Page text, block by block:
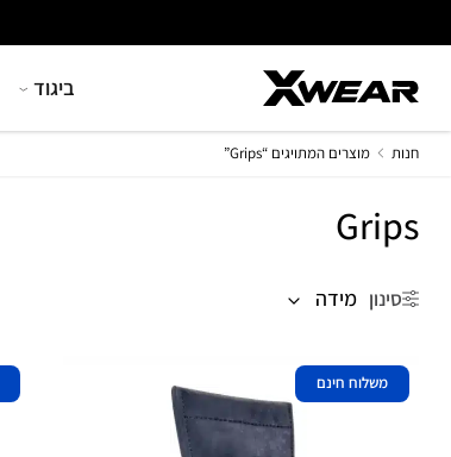
content
ביגוד
חנות מוצרים המתויגים “Grips”
Grips
סינון מידה
משלוח חינם